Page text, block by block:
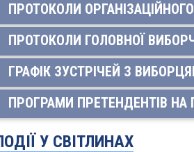
ПРОТОКОЛИ
ПРОТОКОЛИ ГОЛОВНОЇ
ГРАФІК ЗУСТРІЧЕЙ З
ПРОГРАМИ ПРЕТЕНДЕНТІВ НА
У СВІТЛИНАХ